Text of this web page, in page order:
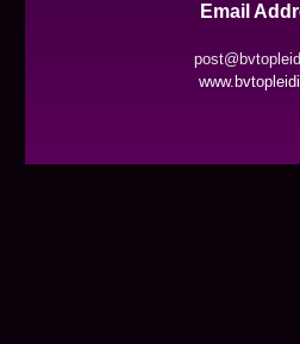
Email